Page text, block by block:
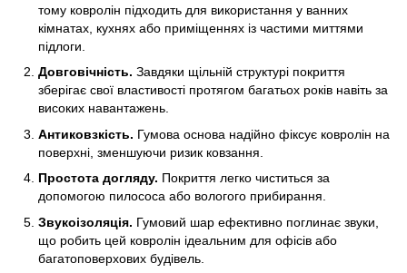
тому ковролін підходить для використання у ванних
кімнатах, кухнях або приміщеннях із частими миттями
підлоги.
Довговічність. Завдяки щільній структурі покриття
зберігає свої властивості протягом багатьох років навіть за
високих навантажень.
Антиковзкість. Гумова основа надійно фіксує ковролін на
поверхні, зменшуючи ризик ковзання.
Простота догляду. Покриття легко чиститься за
допомогою пилососа або вологого прибирання.
Звукоізоляція. Гумовий шар ефективно поглинає звуки,
що робить цей ковролін ідеальним для офісів або
багатоповерхових будівель.